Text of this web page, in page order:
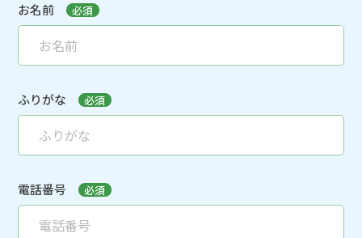
お名前 必須
ふりがな 必須
電話番号 必須